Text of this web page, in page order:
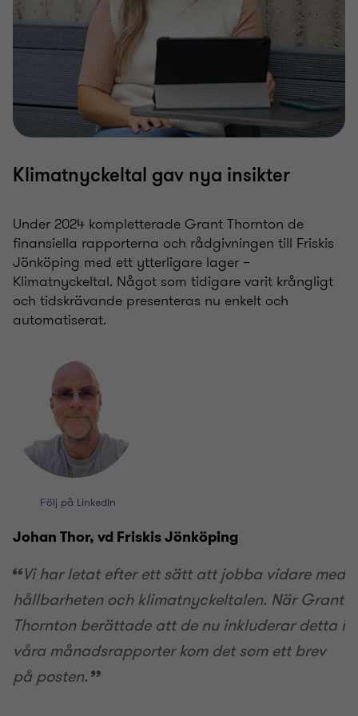
Klimatnyckeltal gav nya insikter
Under 2024 kompletterade Grant Thornton de
finansiella rapporterna och rådgivningen till Friskis
Jönköping med ett ytterligare lager –
Klimatnyckeltal. Något som tidigare varit krångligt
och tidskrävande presenteras nu enkelt och
automatiserat.
Följ på LinkedIn
Johan Thor, vd Friskis Jönköping
Vi har letat efter ett sätt att jobba vidare med
hållbarheten och klimatnyckeltalen. När Grant
Thornton berättade att de nu inkluderar detta i
våra månadsrapporter kom det som ett brev
på posten.